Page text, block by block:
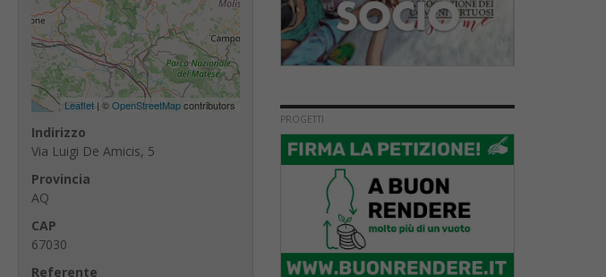
Leaflet| ©OpenStreetMapcontributors
Indirizzo
Via Luigi De Amicis, 5
Provincia
AQ
CAP
67030
Referente
PROGETTI